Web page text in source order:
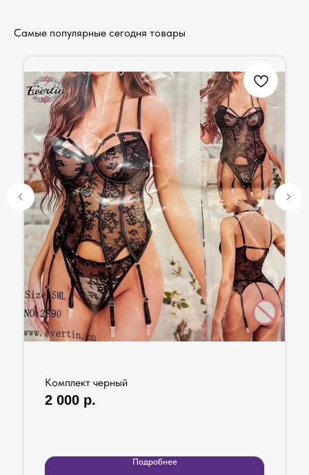
Самые популярные сегодня товары
Комплект черный
2 000 р.
Подробнее